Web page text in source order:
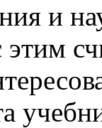
и
этим